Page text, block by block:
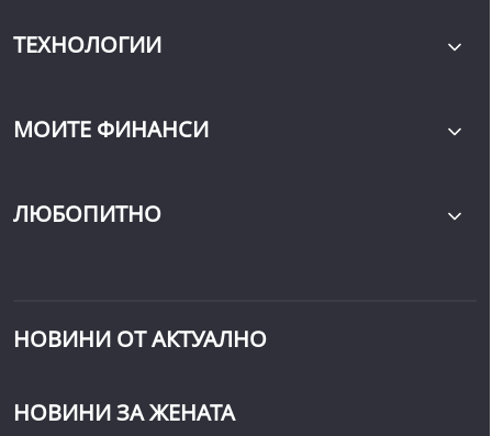
ТЕХНОЛОГИИ
МОИТЕ ФИНАНСИ
ЛЮБОПИТНО
НОВИНИ ОТ АКТУАЛНО
НОВИНИ ЗА ЖЕНАТА